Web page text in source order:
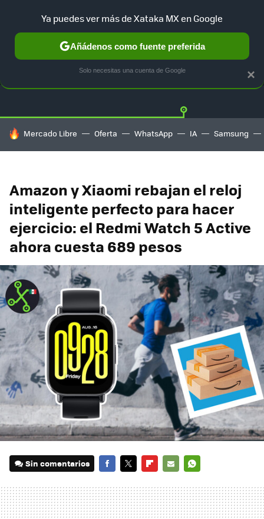
GUÍA DE COMPRAS MERCADO LIBRE
HOY SE HABLA DE
Mercado Libre Oferta WhatsApp IA Samsung
Amazon y Xiaomi rebajan el reloj
inteligente perfecto para hacer
ejercicio: el Redmi Watch 5 Active
ahora cuesta 689 pesos
Sin comentarios
MAIL
×
Ya puedes ver más de Xataka MX en Google
Añádenos como fuente preferida
Solo necesitas una cuenta de Google